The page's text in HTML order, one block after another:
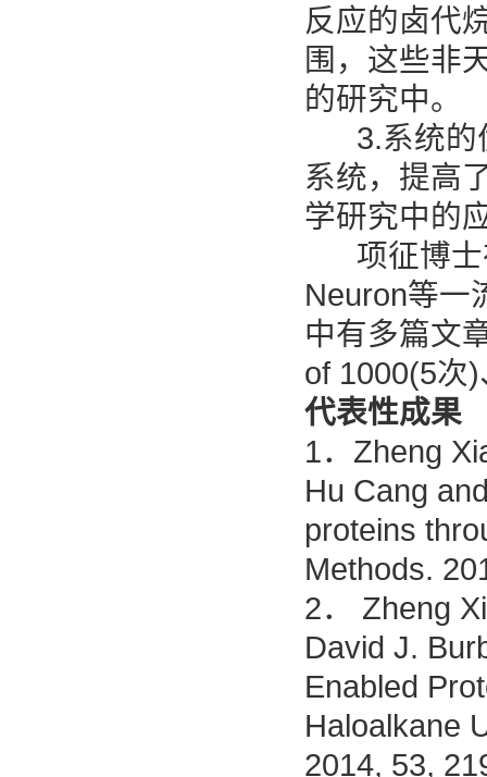
反应的卤代
围，这些非
的研究中。
3.系统的
系统，提高
学研究中的
项征博士
Neuron等一
中有多篇文
of 1000(5次
代表性成果
1．Zheng
Hu Cang
proteins
Methods.
2． Zheng
David J.
Enabled
Haloalkane
2014, 53,